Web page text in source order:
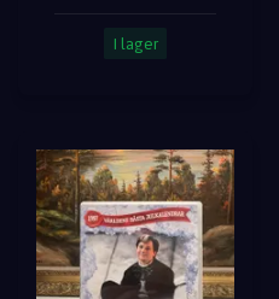
I lager